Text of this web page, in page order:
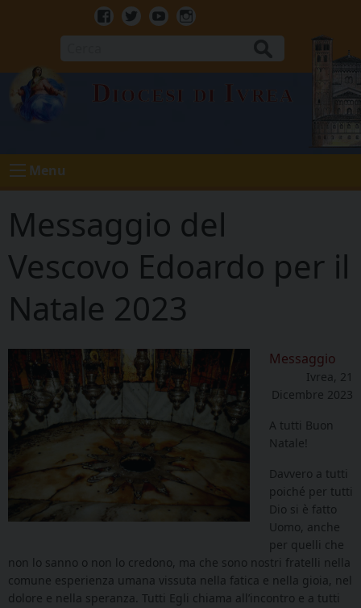
Facebook
TwitterYoutubeInstagram
Diocesi di Ivrea
Menu
Messaggio del
Vescovo Edoardo per il
Natale 2023
Messaggio
Ivrea, 21
Dicembre 2023
A tutti Buon
Natale!
Davvero a tutti
poiché per tutti
Dio si è fatto
Uomo, anche
per quelli che
non lo sanno o non lo credono, ma che sono nostri fratelli nella
comune esperienza umana vissuta nella fatica e nella gioia, nel
dolore e nella speranza. Tutti Egli chiama all’incontro e a tutti